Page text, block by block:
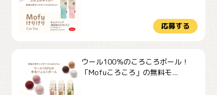
応募する
ウール100％のころころボール！
「Mofuころころ」の無料モ...